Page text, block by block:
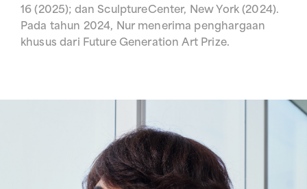
16 (2025); dan SculptureCenter, New York (2024).
Pada tahun 2024, Nur menerima penghargaan
khusus dari Future Generation Art Prize.